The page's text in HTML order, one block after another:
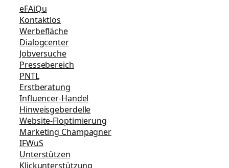
eFAiQu
Kontaktlos
Werbefläche
Dialogcenter
Jobversuche
Pressebereich
PNTL
Erstberatung
Influencer-Handel
Hinweisgeberdelle
Website-Floptimierung
Marketing Champagner
IFWuS
Unterstützen
Klickunterstützung